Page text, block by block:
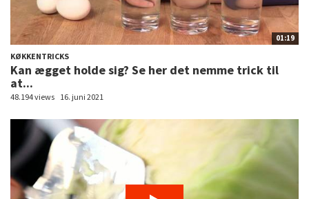
01:19
KØKKENTRICKS
Kan ægget holde sig? Se her det nemme trick til
at...
48.194 views 16. juni 2021